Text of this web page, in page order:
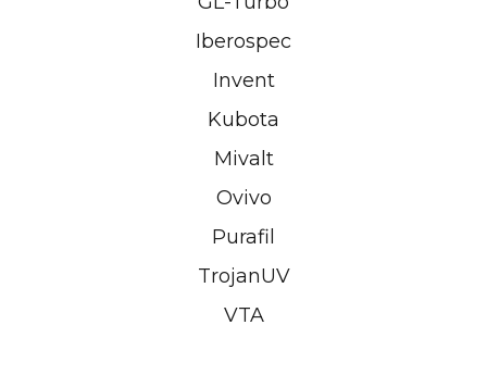
Iberospec
Invent
Kubota
Mivalt
Ovivo
Purafil
TrojanUV
VTA